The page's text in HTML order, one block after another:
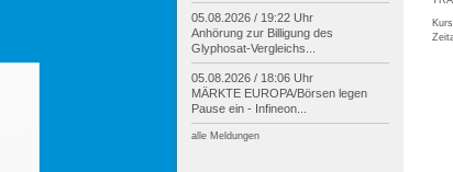
05.08.2026 / 19:22 Uhr
Anhörung zur Billigung des
Glyphosat-Vergleichs...
05.08.2026 / 18:06 Uhr
MÄRKTE EUROPA/Börsen legen
Pause ein - Infineon...
alle Meldungen